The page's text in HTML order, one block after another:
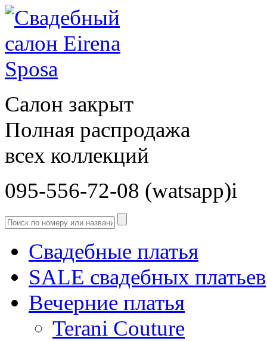
Салон закрыт
Полная распродажа
всех коллекций
095-556-72-08 (watsapp)і
Свадебные платья
SALE cвадебных платьев
Вечерние платья
Terani Couture